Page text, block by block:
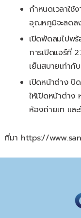
กำหนดเวลาใ
อุณหภูมิจะลดล
เปิดพัดลมไปพ
การเปิดแอร์ที่
เย็นสบายเท่ากั
เปิดหน้าต่าง ปิ
ให้เปิดหน้าต่าง
ห้องถ่ายเท แล
ที่มา https://